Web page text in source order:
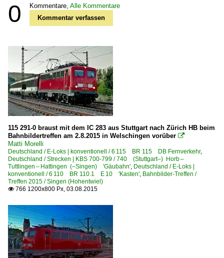
0 Kommentare, Alle Kommentare
Kommentar verfassen
115 291-0 braust mit dem IC 283 aus Stuttgart nach Zürich HB beim
Bahnbildertreffen am 2.8.2015 in Welschingen vorüber 
Matti Morelli
Deutschland / E-Loks | konventionell / 6 115 BR 115 DB Fernverkehr,
Deutschland / Strecken | KBS 700-799 / 740 (Stuttgart–) Horb –
Tuttlingen – Hattingen (–Singen) 'Gäubahn', Deutschland / E-Loks |
konventionell / 6 110 BR 110.1 E 10 'Kasten', Bahnbilder-Treffen /
Treffen 2015 / Singen (Hohentwiel)
 766 1200x800 Px, 03.08.2015